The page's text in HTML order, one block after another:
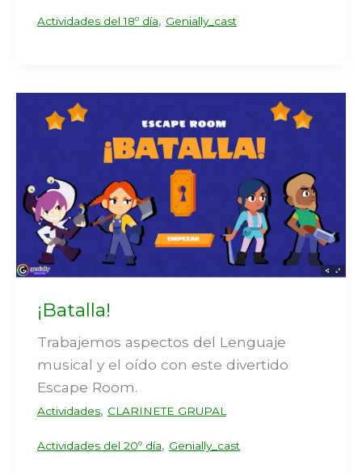
Actividades del 18º día, Genially_cast
¡Batalla!
Trabajemos aspectos del Lenguaje
musical y el oído con este divertido
Escape Room.
Actividades, CLARINETE GRUPAL
Actividades del 20º día, Genially_cast